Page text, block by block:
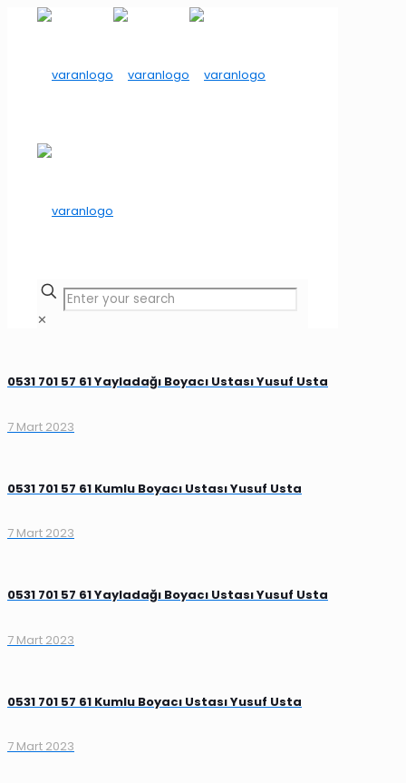
✕
0531 701 57 61 Yayladağı Boyacı Ustası Yusuf Usta
7 Mart 2023
0531 701 57 61 Kumlu Boyacı Ustası Yusuf Usta
7 Mart 2023
0531 701 57 61 Yayladağı Boyacı Ustası Yusuf Usta
7 Mart 2023
0531 701 57 61 Kumlu Boyacı Ustası Yusuf Usta
7 Mart 2023